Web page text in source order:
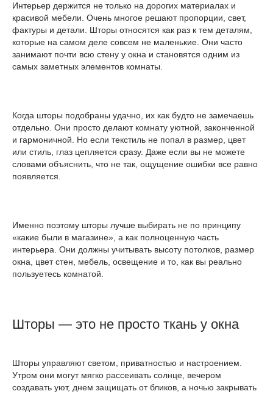
Интерьер держится не только на дорогих материалах и
красивой мебели. Очень многое решают пропорции, свет,
фактуры и детали. Шторы относятся как раз к тем деталям,
которые на самом деле совсем не маленькие. Они часто
занимают почти всю стену у окна и становятся одним из
самых заметных элементов комнаты.
Когда шторы подобраны удачно, их как будто не замечаешь
отдельно. Они просто делают комнату уютной, законченной
и гармоничной. Но если текстиль не попал в размер, цвет
или стиль, глаз цепляется сразу. Даже если вы не можете
словами объяснить, что не так, ощущение ошибки все равно
появляется.
Именно поэтому шторы лучше выбирать не по принципу
«какие были в магазине», а как полноценную часть
интерьера. Они должны учитывать высоту потолков, размер
окна, цвет стен, мебель, освещение и то, как вы реально
пользуетесь комнатой.
Шторы — это не просто ткань у окна
Шторы управляют светом, приватностью и настроением.
Утром они могут мягко рассеивать солнце, вечером
создавать уют, днем защищать от бликов, а ночью закрывать